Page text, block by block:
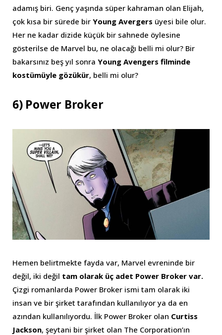
adamış biri. Genç yaşında süper kahraman olan Elijah,
çok kısa bir sürede bir Young Avergers üyesi bile olur.
Her ne kadar dizide küçük bir sahnede öylesine
gösterilse de Marvel bu, ne olacağı belli mi olur? Bir
bakarsınız beş yıl sonra Young Avengers filminde
kostümüyle gözükür, belli mi olur?
6) Power Broker
Hemen belirtmekte fayda var, Marvel evreninde bir
değil, iki değil tam olarak üç adet Power Broker var.
Çizgi romanlarda Power Broker ismi tam olarak iki
insan ve bir şirket tarafından kullanılıyor ya da en
azından kullanılıyordu. İlk Power Broker olan Curtiss
Jackson, şeytani bir şirket olan The Corporation’ın